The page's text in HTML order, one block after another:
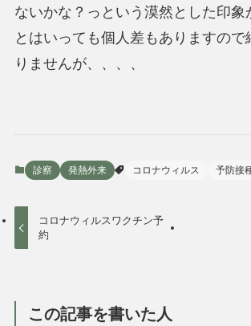
ないかな？ っという漠然とした印象
とはいっても個人差もありますので
りませんが、、、、
診察 発熱外来 コロナウィルス 予防接
コロナウィルスワクチン予
約
この記事を書いた人